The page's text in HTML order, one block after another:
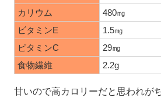
カリウム
480㎎
ビタミンE
1.5㎎
ビタミンC
29㎎
食物繊維
2.2g
甘いので高カロリーだと思われが